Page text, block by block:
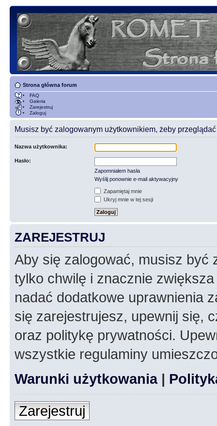
Strona główna forum
FAQ
Galeria
Zarejestruj
Zaloguj
Musisz być zalogowanym użytkownikiem, żeby przeglądać
Nazwa użytkownika:
Hasło:
Zapomniałem hasła
Wyślij ponownie e-mail aktywacyjny
Zapamiętaj mnie
Ukryj mnie w tej sesji
ZAREJESTRUJ
Aby się zalogować, musisz być
tylko chwilę i znacznie
nadać dodatkowe uprawnienia
się zarejestrujesz, upewnij się,
oraz politykę prywatności.
wszystkie regulaminy
Warunki użytkowania|
Zarejestruj